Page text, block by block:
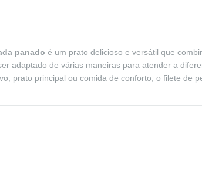
panado é um prato delicioso e versátil que
adaptado de várias maneiras para atender a
prato principal ou comida de conforto, o filete de